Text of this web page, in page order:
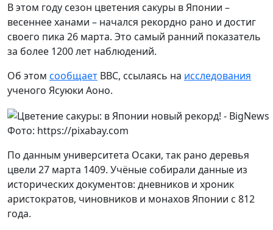
В этом году сезон цветения сакуры в Японии –
весеннее ханами – начался рекордно рано и достиг
своего пика 26 марта. Это самый ранний показатель
за более 1200 лет наблюдений.
Об этом сообщает BBC, ссылаясь на исследования
ученого Ясуюки Аоно.
Фото: https://pixabay.com
По данным университета Осаки, так рано деревья
цвели 27 марта 1409. Учёные собирали данные из
исторических документов: дневников и хроник
аристократов, чиновников и монахов Японии с 812
года.